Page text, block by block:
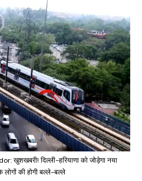
दिल्ली-हरियाणा को जोड़ेगा नया
लोगों की होगी बल्ले-बल्ले